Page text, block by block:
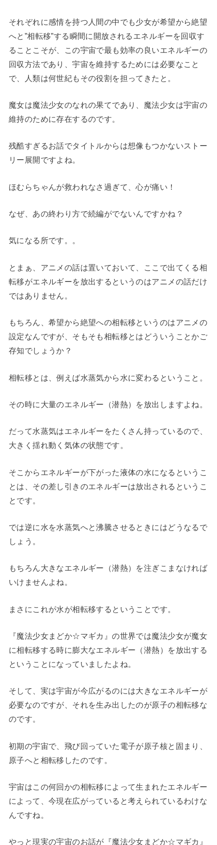
それぞれに感情を持つ人間の中でも少女が希望から絶望
へと”相転移”する瞬間に開放されるエネルギーを回収す
ることこそが、この宇宙で最も効率の良いエネルギーの
回収方法であり、宇宙を維持するためには必要なこと
で、人類は何世紀もその役割を担ってきたと。
魔女は魔法少女のなれの果てであり、魔法少女は宇宙の
維持のために存在するのです。
残酷すぎるお話でタイトルからは想像もつかないストー
リー展開ですよね。
ほむらちゃんが救われなさ過ぎて、心が痛い！
なぜ、あの終わり方で続編がでないんですかね？
気になる所です。。
とまぁ、アニメの話は置いておいて、ここで出てくる相
転移がエネルギーを放出するというのはアニメの話だけ
ではありません。
もちろん、希望から絶望への相転移というのはアニメの
設定なんですが、そもそも相転移とはどういうことかご
存知でしょうか？
相転移とは、例えば水蒸気から水に変わるということ。
その時に大量のエネルギー（潜熱）を放出しますよね。
だって水蒸気はエネルギーをたくさん持っているので、
大きく揺れ動く気体の状態です。
そこからエネルギーが下がった液体の水になるというこ
とは、その差し引きのエネルギーは放出されるというこ
とです。
では逆に水を水蒸気へと沸騰させるときにはどうなるで
しょう。
もちろん大きなエネルギー（潜熱）を注ぎこまなければ
いけませんよね。
まさにこれが水が相転移するということです。
『魔法少女まどか☆マギカ』の世界では魔法少女が魔女
に相転移する時に膨大なエネルギー（潜熱）を放出する
ということになっていましたよね。
そして、実は宇宙が今広がるのには大きなエネルギーが
必要なのですが、それを生み出したのが原子の相転移な
のです。
初期の宇宙で、飛び回っていた電子が原子核と固まり、
原子へと相転移したのです。
宇宙はこの何回かの相転移によって生まれたエネルギー
によって、今現在広がっていると考えられているわけな
んですね。
やっと現実の宇宙のお話が『魔法少女まどか☆マギカ』